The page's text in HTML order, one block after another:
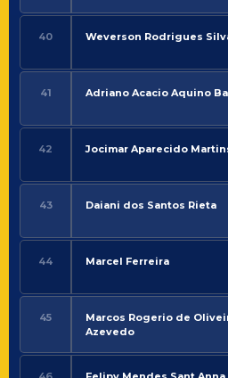
40 Weverson Rodrigues
41 Adriano Acacio Aquino
42 Jocimar Aparecido
43 Daiani dos Santos Rieta
44 Marcel Ferreira
45
Marcos Rogerio de
Azevedo